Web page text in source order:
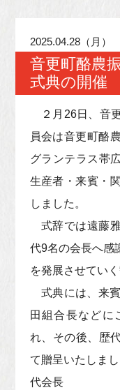
2025.04.28（月）
音更町酪農
式典の開催
２月26日、音
員会は音更町酪
グランテラス帯
生産者・来賓・
しました。
式辞では遠藤
代9名の会長へ感
を発展させてい
式典には、来
田組合長などに
れ、その後、歴
て贈呈いたしま
代会長